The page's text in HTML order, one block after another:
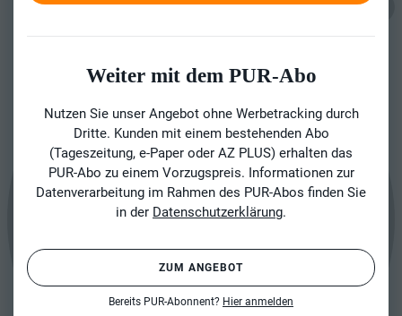
Weiter mit dem PUR-Abo
Nutzen Sie unser Angebot ohne Werbetracking durch
Dritte. Kunden mit einem bestehenden Abo
(Tageszeitung, e-Paper oder AZ PLUS) erhalten das
PUR-Abo zu einem Vorzugspreis. Informationen zur
Datenverarbeitung im Rahmen des PUR-Abos finden Sie
in der Datenschutzerklärung.
ZUM ANGEBOT
Bereits PUR-Abonnent? Hier anmelden